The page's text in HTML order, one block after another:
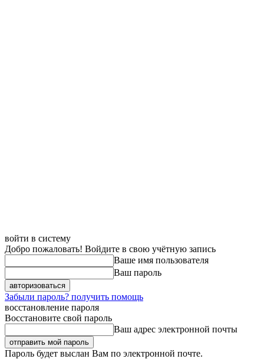
войти в систему
Добро пожаловать! Войдите в свою учётную запись
Ваше имя пользователя
Ваш пароль
Забыли пароль? получить помощь
восстановление пароля
Восстановите свой пароль
Ваш адрес электронной почты
Пароль будет выслан Вам по электронной почте.